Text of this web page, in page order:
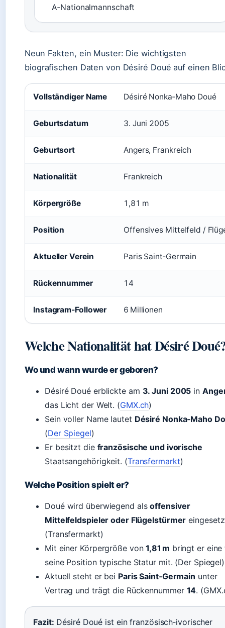
A‑Nationalmannschaft
Neun Fakten, ein Muster: Die wichtigsten
biografischen Daten von Désiré Doué auf einen
Vollständiger Name Désiré Nonka‑Maho Doué
Geburtsdatum 3. Juni 2005
Geburtsort Angers, Frankreich
Nationalität Frankreich
Körpergröße 1,81 m
Position Offensives Mittelfeld /
Aktueller Verein Paris Saint‑Germain
Rückennummer 14
Instagram‑Follower 6 Millionen
Welche Nationalität hat Désiré
Wo und wann wurde er geboren?
Désiré Doué erblickte am 3. Juni 2005 in
das Licht der Welt. (GMX.ch)
Sein voller Name lautet Désiré Nonka‑Maho
(Der Spiegel)
Er besitzt die französische und ivorische
Staatsangehörigkeit. (Transfermarkt)
Welche Position spielt er?
Doué wird überwiegend alsoffensiver
Mittelfeldspieler oder Flügelstürmer
(Transfermarkt)
Mit einer Körpergröße von1,81 m bringt er eine
seine Position typische Statur mit. (Der Spiegel)
Aktuell steht er bei Paris Saint‑Germain unter
Vertrag und trägt die Rückennummer 14.
Fazit: Désiré Doué ist ein französisch‑ivorischer